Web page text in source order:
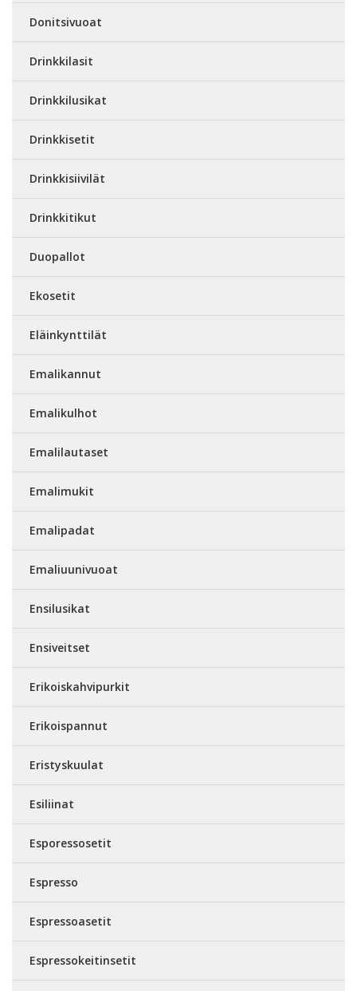
Donitsivuoat
Drinkkilasit
Drinkkilusikat
Drinkkisetit
Drinkkisiivilät
Drinkkitikut
Duopallot
Ekosetit
Eläinkynttilät
Emalikannut
Emalikulhot
Emalilautaset
Emalimukit
Emalipadat
Emaliuunivuoat
Ensilusikat
Ensiveitset
Erikoiskahvipurkit
Erikoispannut
Eristyskuulat
Esiliinat
Esporessosetit
Espresso
Espressoasetit
Espressokeitinsetit